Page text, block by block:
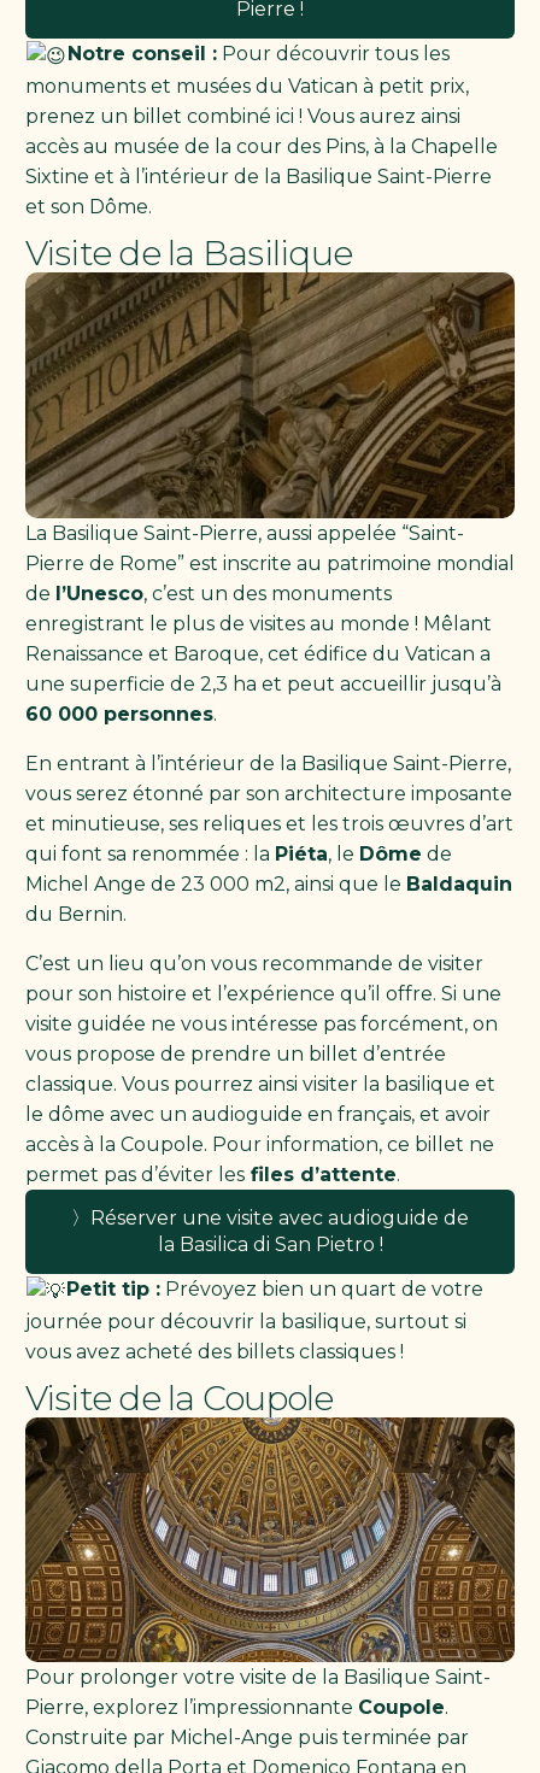
Pierre !
Notre conseil :Pour découvrir tous les
monuments et musées du Vatican à petit prix,
prenez un billet combiné ici ! Vous aurez ainsi
accès au musée de la cour des Pins, à la Chapelle
Sixtine et à l’intérieur de la Basilique Saint-Pierre
et son Dôme.
Visite de la Basilique
La Basilique Saint-Pierre, aussi appelée “Saint-
Pierre de Rome” est inscrite au patrimoine mondial
de l’Unesco, c’est un des monuments
enregistrant le plus de visites au monde ! Mêlant
Renaissance et Baroque, cet édifice du Vatican a
une superficie de 2,3 ha et peut accueillir jusqu’à
60 000 personnes.
En entrant à l’intérieur de la Basilique Saint-Pierre,
vous serez étonné par son architecture imposante
et minutieuse, ses reliques et les trois œuvres d’art
qui font sa renommée : la Piéta, le Dôme de
Michel Ange de 23 000 m2, ainsi que le Baldaquin
du Bernin.
C’est un lieu qu’on vous recommande de visiter
pour son histoire et l’expérience qu’il offre. Si une
visite guidée ne vous intéresse pas forcément, on
vous propose de prendre un billet d’entrée
classique. Vous pourrez ainsi visiter la basilique et
le dôme avec un audioguide en français, et avoir
accès à la Coupole. Pour information, ce billet ne
permet pas d’éviter lesfiles d’attente.
〉Réserver une visite avec audioguide de
la Basilica di San Pietro !
Petit tip :Prévoyez bien un quart de votre
journée pour découvrir la basilique, surtout si
vous avez acheté des billets classiques !
Visite de la Coupole
Pour prolonger votre visite de la Basilique Saint-
Pierre, explorez l’impressionnante Coupole.
Construite par Michel-Ange puis terminée par
Giacomo della Porta et Domenico Fontana en